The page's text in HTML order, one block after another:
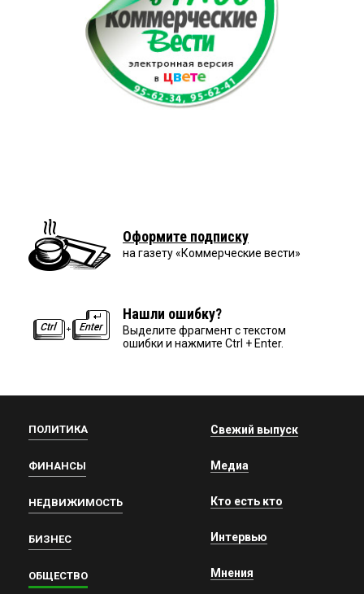
Оформите подписку
на газету «Коммерческие вести»
Нашли ошибку?
Выделите фрагмент с текстом
ошибки и нажмите Ctrl + Enter.
ПОЛИТИКА
ФИНАНСЫ
НЕДВИЖИМОСТЬ
БИЗНЕС
ОБЩЕСТВО
Свежий выпуск
Медиа
Кто есть кто
Интервью
Мнения